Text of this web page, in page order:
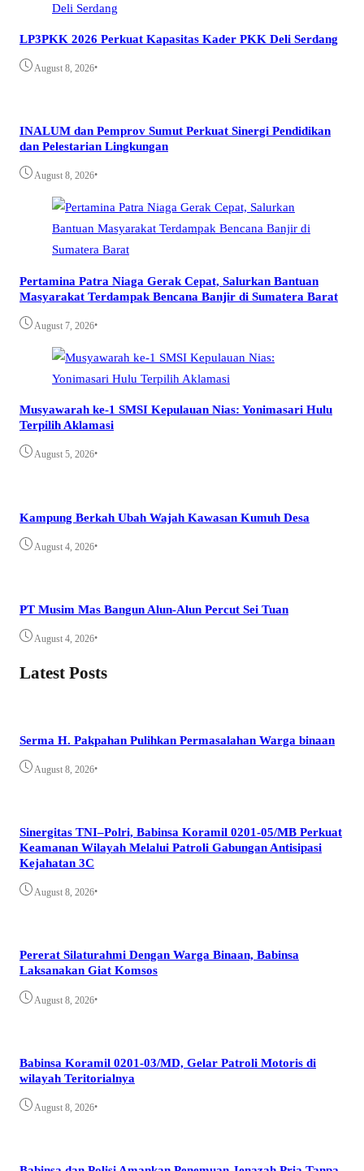
LP3PKK 2026 Perkuat Kapasitas Kader PKK Deli Serdang
August 8, 2026•
INALUM dan Pemprov Sumut Perkuat Sinergi Pendidikan
dan Pelestarian Lingkungan
August 8, 2026•
Pertamina Patra Niaga Gerak Cepat, Salurkan Bantuan
Masyarakat Terdampak Bencana Banjir di Sumatera Barat
August 7, 2026•
Musyawarah ke-1 SMSI Kepulauan Nias: Yonimasari Hulu
Terpilih Aklamasi
August 5, 2026•
Kampung Berkah Ubah Wajah Kawasan Kumuh Desa
August 4, 2026•
PT Musim Mas Bangun Alun-Alun Percut Sei Tuan
August 4, 2026•
Latest Posts
Serma H. Pakpahan Pulihkan Permasalahan Warga binaan
August 8, 2026•
Sinergitas TNI–Polri, Babinsa Koramil 0201-05/MB Perkuat
Keamanan Wilayah Melalui Patroli Gabungan Antisipasi
Kejahatan 3C
August 8, 2026•
Pererat Silaturahmi Dengan Warga Binaan, Babinsa
Laksanakan Giat Komsos
August 8, 2026•
Babinsa Koramil 0201-03/MD, Gelar Patroli Motoris di
wilayah Teritorialnya
August 8, 2026•